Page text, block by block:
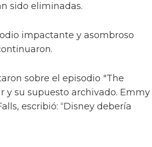
sido eliminadas.
impactante y asombroso
sobre el episodio "The
y su supuesto archivado. Emmy
escribió: “Disney debería